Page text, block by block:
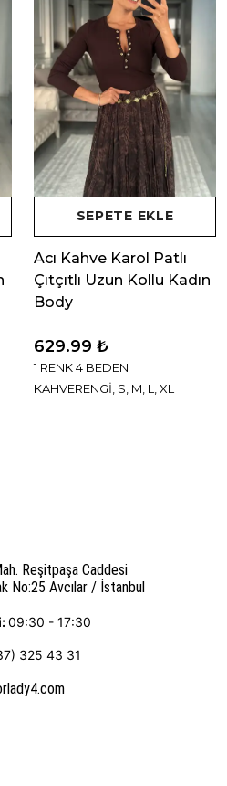
SEPETE EKLE
Acı Kahve Karol Patlı
Çıtçıtlı Uzun Kollu Kadın
Body
629.99 ₺
1 RENK 4 BEDEN
KAHVERENGİ, S, M, L, XL
Reşitpaşa Caddesi
No:25 Avcılar / İstanbul
09:30 - 17:30
325 43 31